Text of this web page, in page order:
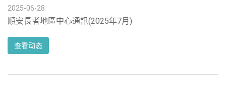
2025-06-28
順安長者地區中心通訊(2025年7月)
查看动态